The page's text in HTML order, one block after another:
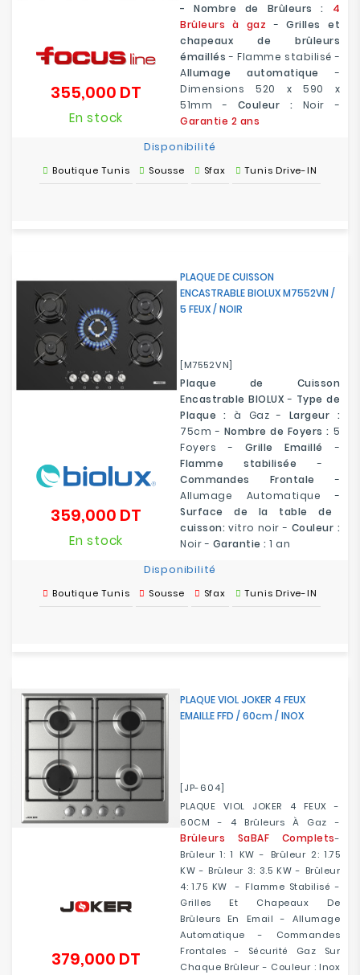
- Nombre de Brûleurs : 4
Brûleurs à gaz -Grilles et
chapeaux de brûleurs
émaillés - Flamme stabilisé -
Allumage automatique -
Dimensions 520 x 590 x
51mm - Couleur : Noir -
Garantie 2 ans
355,000 DT
En stock
Disponibilité
Boutique Tunis Sousse Sfax Tunis Drive-IN
PLAQUE DE CUISSON
ENCASTRABLE BIOLUX M7552VN /
5 FEUX / NOIR
[M7552VN]
Plaque de Cuisson
Encastrable BIOLUX - Type de
Plaque : à Gaz - Largeur :
75cm - Nombre de Foyers : 5
Foyers - Grille Emaillé
-
Flamme stabilisée -
Commandes Frontale -
Allumage Automatique -
Surface de la table de
cuisson: vitro noir - Couleur :
Noir - Garantie : 1 an
359,000 DT
En stock
Disponibilité
Boutique Tunis Sousse Sfax Tunis Drive-IN
PLAQUE VIOL JOKER 4 FEUX
EMAILLE FFD / 60cm / INOX
[JP-604]
PLAQUE VIOL JOKER 4 FEUX -
60CM - 4 Brûleurs À Gaz -
Brûleurs SaBAF Complets-
Brûleur 1: 1 KW - Brûleur 2: 1.75
KW - Brûleur 3: 3.5 KW - Brûleur
4: 1.75 KW - Flamme Stabilisé -
Grilles Et Chapeaux De
Brûleurs En Email - Allumage
Automatique - Commandes
Frontales - Sécurité Gaz Sur
Chaque Brûleur - Couleur : Inox
379,000 DT